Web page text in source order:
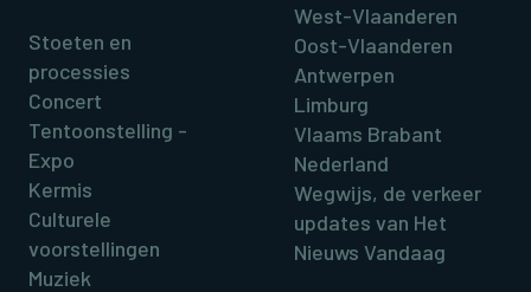
Stoeten en
processies
Concert
Tentoonstelling -
Expo
Kermis
Culturele
voorstellingen
Muziek
West-Vlaanderen
Oost-Vlaanderen
Antwerpen
Limburg
Vlaams Brabant
Nederland
Wegwijs, de verkeer
updates van Het
Nieuws Vandaag